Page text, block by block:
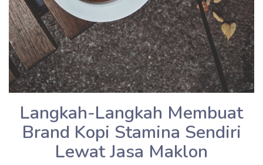
Langkah-Langkah Membuat
Brand Kopi Stamina Sendiri
Lewat Jasa Maklon